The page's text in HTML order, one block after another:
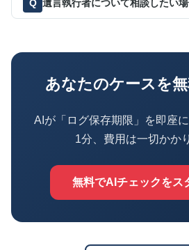
遺言執行者について相談したい場
あなたのケースを
AIが「ログ保存期限」を即座
1分、費用は一切かか
無料でAIチェックをス